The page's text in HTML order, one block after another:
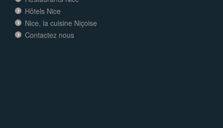
Hôtels Nice
Nice, la cuisine Niçoise
Contactez nous